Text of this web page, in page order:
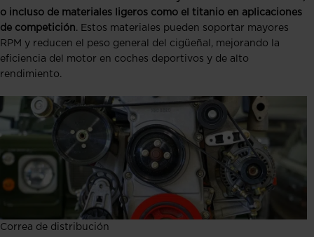
o incluso de materiales ligeros como el titanio en aplicaciones
de competición. Estos materiales pueden soportar mayores
RPM y reducen el peso general del cigüeñal, mejorando la
eficiencia del motor en coches deportivos y de alto
rendimiento.
Correa de distribución